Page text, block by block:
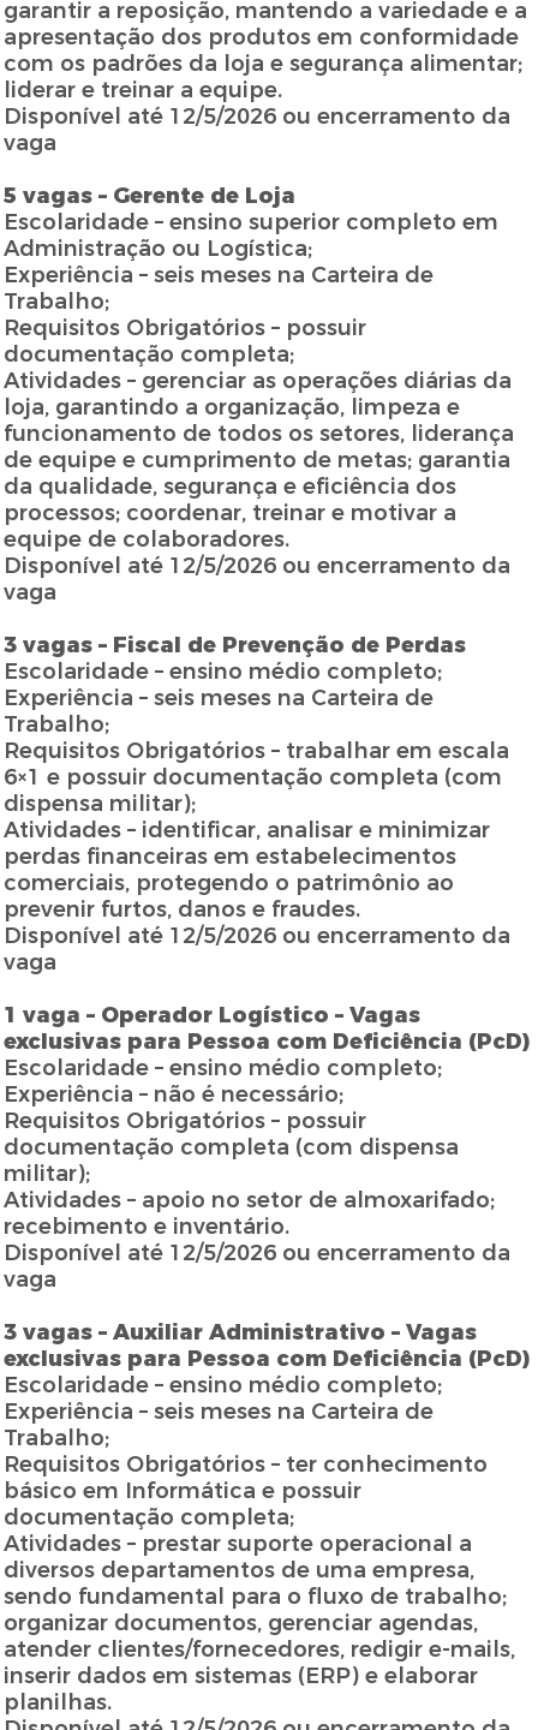
garantir a reposição, mantendo a variedade e a
apresentação dos produtos em conformidade
com os padrões da loja e segurança alimentar;
liderar e treinar a equipe.
Disponível até 12/5/2026 ou encerramento da
vaga
5 vagas – Gerente de Loja
Escolaridade – ensino superior completo em
Administração ou Logística;
Experiência – seis meses na Carteira de
Trabalho;
Requisitos Obrigatórios – possuir
documentação completa;
Atividades – gerenciar as operações diárias da
loja, garantindo a organização, limpeza e
funcionamento de todos os setores, liderança
de equipe e cumprimento de metas; garantia
da qualidade, segurança e eficiência dos
processos; coordenar, treinar e motivar a
equipe de colaboradores.
Disponível até 12/5/2026 ou encerramento da
vaga
3 vagas – Fiscal de Prevenção de Perdas
Escolaridade – ensino médio completo;
Experiência – seis meses na Carteira de
Trabalho;
Requisitos Obrigatórios – trabalhar em escala
6×1 e possuir documentação completa (com
dispensa militar);
Atividades – identificar, analisar e minimizar
perdas financeiras em estabelecimentos
comerciais, protegendo o patrimônio ao
prevenir furtos, danos e fraudes.
Disponível até 12/5/2026 ou encerramento da
vaga
1 vaga – Operador Logístico – Vagas
exclusivas para Pessoa com Deficiência (PcD)
Escolaridade – ensino médio completo;
Experiência – não é necessário;
Requisitos Obrigatórios – possuir
documentação completa (com dispensa
militar);
Atividades – apoio no setor de almoxarifado;
recebimento e inventário.
Disponível até 12/5/2026 ou encerramento da
vaga
3 vagas – Auxiliar Administrativo – Vagas
exclusivas para Pessoa com Deficiência (PcD)
Escolaridade – ensino médio completo;
Experiência – seis meses na Carteira de
Trabalho;
Requisitos Obrigatórios – ter conhecimento
básico em Informática e possuir
documentação completa;
Atividades – prestar suporte operacional a
diversos departamentos de uma empresa,
sendo fundamental para o fluxo de trabalho;
organizar documentos, gerenciar agendas,
atender clientes/fornecedores, redigir e-mails,
inserir dados em sistemas (ERP) e elaborar
planilhas.